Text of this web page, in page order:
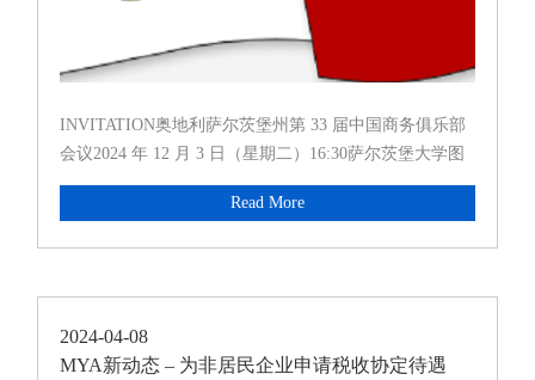
INVITATION奥地利萨尔茨堡州第 33 届中国商务俱乐部
会议2024 年 12 月 3 日（星期二）16:30萨尔茨堡大学图
书馆礼堂Hofstallgasse 2-4, 5020 Salzburg 活动介绍萨尔...
Read More
2024-04-08
MYA新动态 – 为非居民企业申请税收协定待遇